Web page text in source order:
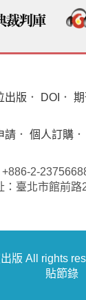
出版 ． DOI ．
請 ． 個人訂購 ．
+886-2-
臺北市館前路
版 All rights
貼節錄